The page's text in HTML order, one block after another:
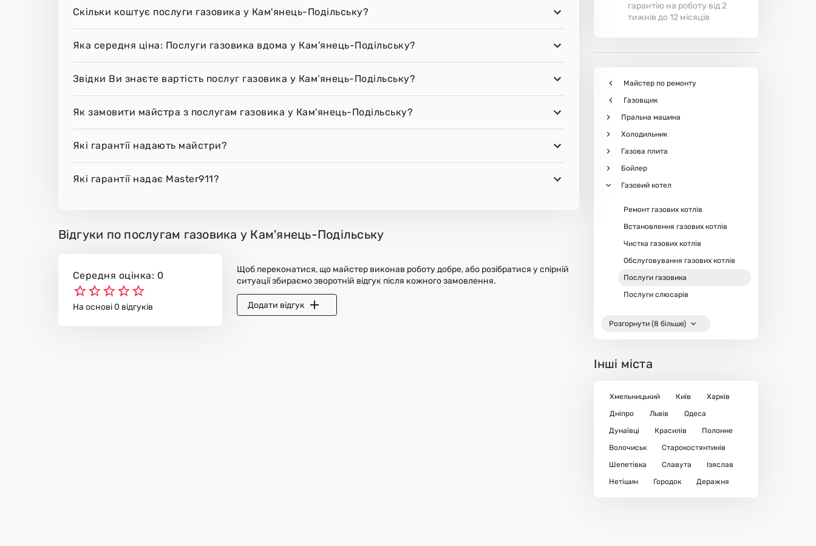
гарантію на роботу від 2
тижнів до 12 місяців
Майстер по ремонту
Газовщик
Пральна машина
Холодильник
Газова плита
Бойлер
Газовий котел
Ремонт газових котлів
Встановлення газових котлів
Чистка газових котлів
Обслуговування газових котлів
Послуги газовика
Послуги слюсарів
Розгорнути (8 більше)
Інші міста
Хмельницький Київ
Харків
Дніпро
Львів
Одеса
Дунаївці
Красилів
Полонне
Волочиськ
Старокостянтинів
Шепетівка
Славута
Ізяслав
Нетішин
Городок Деражня
Скільки коштує послуги газовика у Кам'янець-Подільську?
Яка середня ціна: Послуги газовика вдома у Кам'янець-Подільську?
Звідки Ви знаєте вартість послуг газовика у Кам'янець-Подільську?
Як замовити майстра з послугам газовика у Кам'янець-Подільську?
Які гарантії надають майстри?
Які гарантії надає Master911?
Відгуки по послугам газовика у Кам'янець-Подільську
Середня оцінка: 0
На основі 0 відгуків
Щоб переконатися, що майстер виконав роботу добре, або розібратися у спірній
ситуації збираємо зворотній відгук після кожного замовлення.
Додати відгук